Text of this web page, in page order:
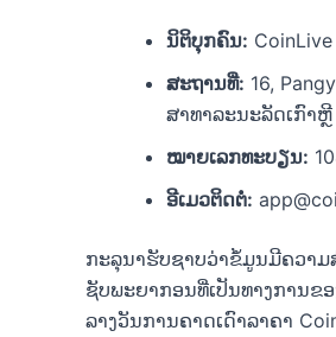
ນິຕິບຸກຄົນ:
ສະຖານທີ່: 16,
ສາທາລະນະລັດເກົາຫຼີ
ໝາຍເລກທະບຽນ:
ອີເມວຕິດຕໍ່:
ກະລຸນາຮັບຊາບວ່າຂໍ້ມູນມີຄວາ
ຊັບພະຍາກອນທີ່ເປັນທາງການຂ
ລາງວັນການຄາດເດົາລາຄາ